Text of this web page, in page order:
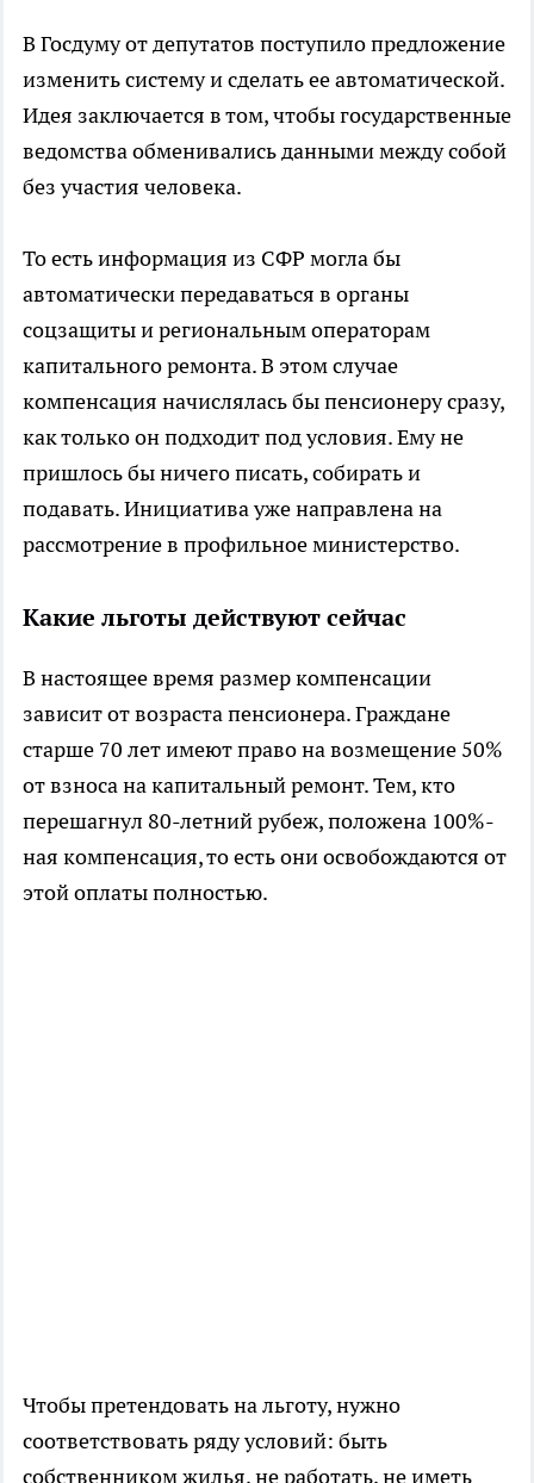
В Госдуму от депутатов поступило предложение
изменить систему и сделать ее автоматической.
Идея заключается в том, чтобы государственные
ведомства обменивались данными между собой
без участия человека.
То есть информация из СФР могла бы
автоматически передаваться в органы
соцзащиты и региональным операторам
капитального ремонта. В этом случае
компенсация начислялась бы пенсионеру сразу,
как только он подходит под условия. Ему не
пришлось бы ничего писать, собирать и
подавать. Инициатива уже направлена на
рассмотрение в профильное министерство.
Какие льготы действуют сейчас
В настоящее время размер компенсации
зависит от возраста пенсионера. Граждане
старше 70 лет имеют право на возмещение 50%
от взноса на капитальный ремонт. Тем, кто
перешагнул 80-летний рубеж, положена 100%-
ная компенсация, то есть они освобождаются от
этой оплаты полностью.
Чтобы претендовать на льготу, нужно
соответствовать ряду условий: быть
собственником жилья, не работать, не иметь